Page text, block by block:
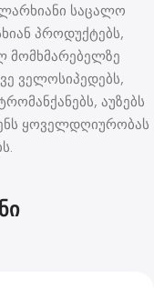
საცალო
პროდუქტებს,
მომხმარებელზე
ველოსიპედებს,
აუზებს
ყოველდღიურობას